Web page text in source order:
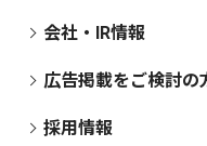
会社・IR情報
広告掲載をご検討の
採用情報